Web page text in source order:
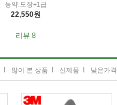
농약.도장+1급
22,550원
리뷰 8
많이 본 상품 신제품 낮은가격